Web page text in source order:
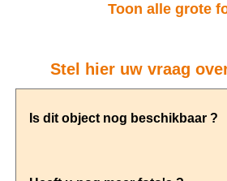
Toon alle grote
Stel hier uw vraag